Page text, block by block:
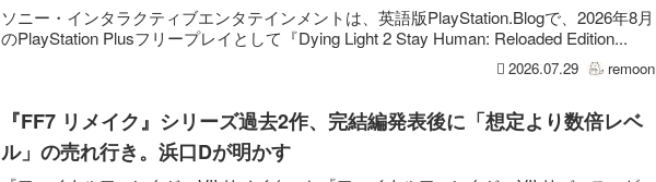
ソニー・インタラクティブエンタテインメントは、英語版PlayStation.Blogで、2026年8月
のPlayStation Plusフリープレイとして『Dying Light 2 Stay Human: Reloaded Edition...
2026.07.29 remoon
『FF7 リメイク』シリーズ過去2作、完結編発表後に「想定より数倍レベ
ル」の売れ行き。浜口Dが明かす